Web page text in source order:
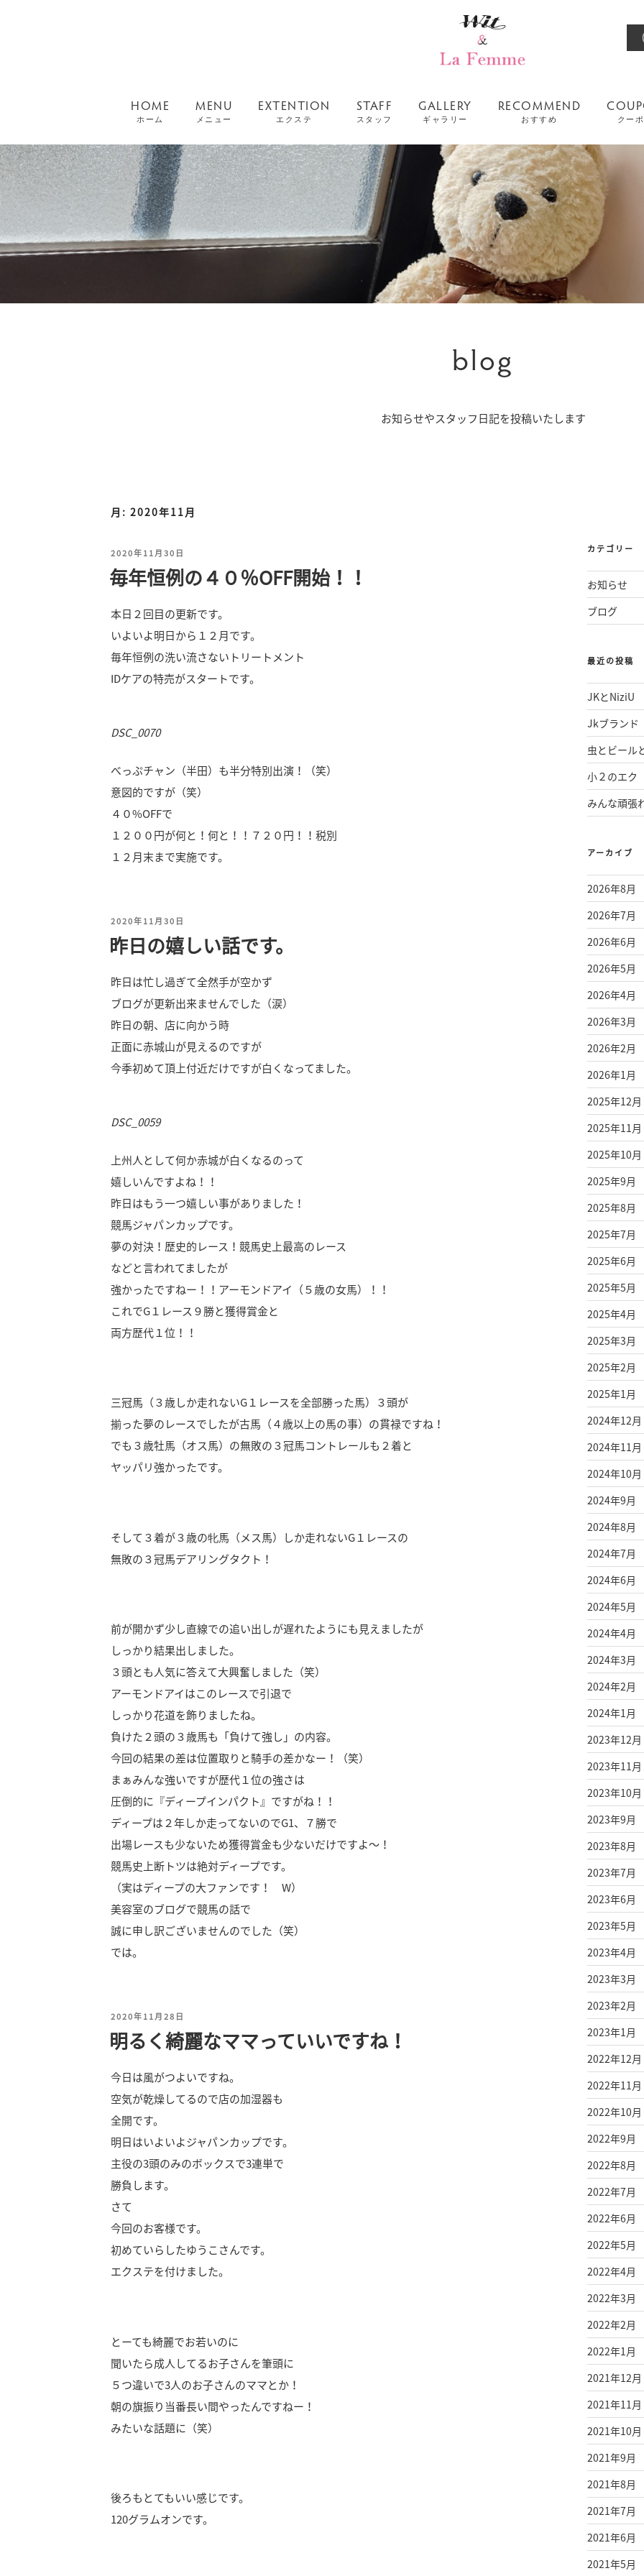
HOME
ホーム
MENU
メニュー
EXTENTION
エクステ
STAFF
スタッフ
GALLERY
ギャラリー
RECOMMEND
おすすめ クー
blog
お知らせやスタッフ日記を投稿いたします
月: 2020年11月
投
稿
2020年11月30日
毎年恒例の４０％OFF開始！！
本日２回目の更新です。
いよいよ明日から１２月です。
毎年恒例の洗い流さないトリートメント
IDケアの特売がスタートです。
DSC_0070
べっぷチャン（半田）も半分特別出演！（笑）
意図的ですが（笑）
４０%OFFで
１２００円が何と！何と！！７２０円！！税別
１２月末まで実施です。
投
稿
2020年11月30日
昨日の嬉しい話です。
昨日は忙し過ぎて全然手が空かず
ブログが更新出来ませんでした（涙）
昨日の朝、店に向かう時
正面に赤城山が見えるのですが
今季初めて頂上付近だけですが白くなってました。
DSC_0059
上州人として何か赤城が白くなるのって
嬉しいんですよね！！
昨日はもう一つ嬉しい事がありました！
競馬ジャパンカップです。
夢の対決！歴史的レース！競馬史上最高のレース
などと言われてましたが
強かったですねー！！アーモンドアイ（５歳の女馬）！！
これでG１レース９勝と獲得賞金と
両方歴代１位！！
三冠馬（３歳しか走れないG１レースを全部勝った馬）３頭が
揃った夢のレースでしたが古馬（４歳以上の馬の事）の貫禄ですね！
でも３歳牡馬（オス馬）の無敗の３冠馬コントレールも２着と
ヤッパリ強かったです。
そして３着が３歳の牝馬（メス馬）しか走れないG１レースの
無敗の３冠馬デアリングタクト！
前が開かず少し直線での追い出しが遅れたようにも見えましたが
しっかり結果出しました。
３頭とも人気に答えて大興奮しました（笑）
アーモンドアイはこのレースで引退で
しっかり花道を飾りましたね。
負けた２頭の３歳馬も「負けて強し」の内容。
今回の結果の差は位置取りと騎手の差かなー！（笑）
まぁみんな強いですが歴代１位の強さは
圧倒的に『ディープインパクト』ですがね！！
ディープは２年しか走ってないのでG1、７勝で
出場レースも少ないため獲得賞金も少ないだけですよ～！
競馬史上断トツは絶対ディープです。
（実はディープの大ファンです！ W）
美容室のブログで競馬の話で
誠に申し訳ございませんのでした（笑）
では。
投
稿
2020年11月28日
明るく綺麗なママっていいですね！
今日は風がつよいですね。
空気が乾燥してるので店の加湿器も
全開です。
明日はいよいよジャパンカップです。
主役の3頭のみのボックスで3連単で
勝負します。
さて
今回のお客様です。
初めていらしたゆうこさんです。
エクステを付けました。
とーても綺麗でお若いのに
聞いたら成人してるお子さんを筆頭に
５つ違いで3人のお子さんのママとか！
朝の旗振り当番長い間やったんですねー！
みたいな話題に（笑）
後ろもとてもいい感じです。
120グラムオンです。
カテゴリー
お知らせ
ブログ
最近の投稿
JKとNiziU
Jkブランド
虫とビール
小２のエク
みんな頑張
アーカイブ
2026年8月
2026年7月
2026年6月
2026年5月
2026年4月
2026年3月
2026年2月
2026年1月
2025年12月
2025年11月
2025年10月
2025年9月
2025年8月
2025年7月
2025年6月
2025年5月
2025年4月
2025年3月
2025年2月
2025年1月
2024年12月
2024年11月
2024年10月
2024年9月
2024年8月
2024年7月
2024年6月
2024年5月
2024年4月
2024年3月
2024年2月
2024年1月
2023年12月
2023年11月
2023年10月
2023年9月
2023年8月
2023年7月
2023年6月
2023年5月
2023年4月
2023年3月
2023年2月
2023年1月
2022年12月
2022年11月
2022年10月
2022年9月
2022年8月
2022年7月
2022年6月
2022年5月
2022年4月
2022年3月
2022年2月
2022年1月
2021年12月
2021年11月
2021年10月
2021年9月
2021年8月
2021年7月
2021年6月
2021年5月